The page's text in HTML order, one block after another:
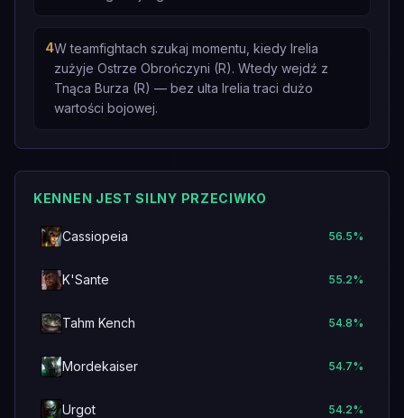
4W teamfightach szukaj momentu, kiedy Irelia
zużyje Ostrze Obrończyni (R). Wtedy wejdź z
Tnąca Burza (R) — bez ulta Irelia traci dużo
wartości bojowej.
KENNEN JEST SILNY PRZECIWKO
Cassiopeia 56.5%
K'Sante 55.2%
Tahm Kench 54.8%
Mordekaiser 54.7%
Urgot 54.2%